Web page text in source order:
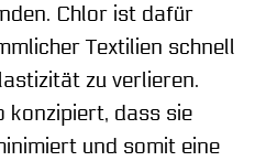
Chlor ist dafür
Textilien schnell
zu verlieren.
konzipiert, dass sie
und somit eine